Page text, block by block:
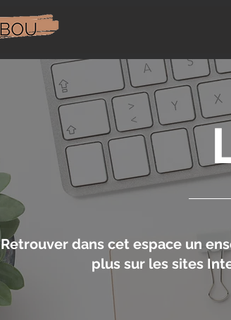
Retrouver dans cet espace un
plus sur les sites